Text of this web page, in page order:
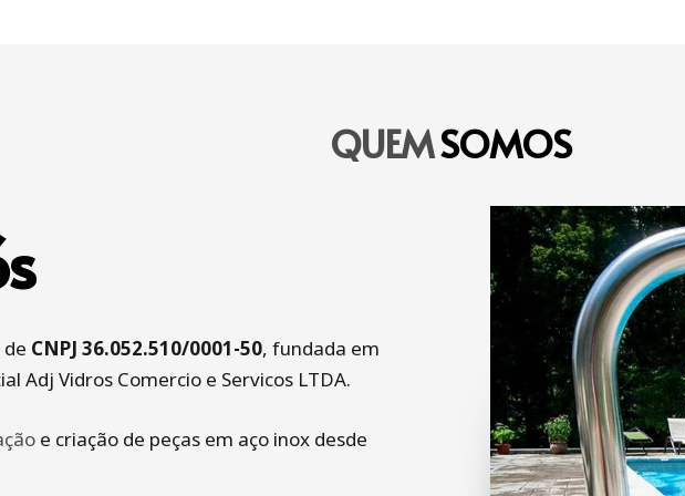
QUEMSOMOS
CNPJ 36.052.510/0001-50, fundada em
Adj Vidros Comercio e Servicos LTDA.
e criação de peças em aço inox desde